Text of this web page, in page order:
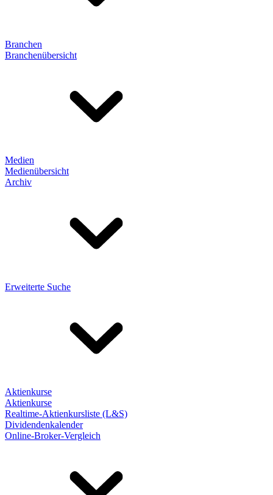
Branchen
Branchenübersicht
Medien
Medienübersicht
Archiv
Erweiterte Suche
Aktienkurse
Aktienkurse
Realtime-Aktienkursliste (L&S)
Dividendenkalender
Online-Broker-Vergleich